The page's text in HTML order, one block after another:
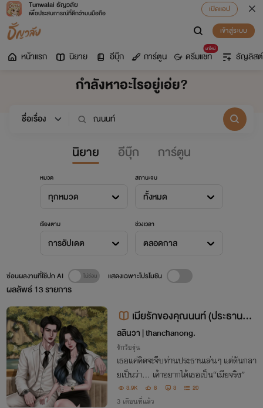
Tunwalai ธัญวลัย
เพื่อประสบการณ์ที่ดีกว่าบนมือถือ
เปิดแอป
เข้าสู่ระบบ
หน้าแรก นิยาย อีบุ๊ก การ์ตูน
มาใหม่
ดรีมแชท ธัญลิสต์
กำลังหาอะไรอยู่เอ่ย?
นิยาย อีบุ๊ก การ์ตูน
หมวด
ทุกหมวด
สถานะจบ
ทั้งหมด
เรียงตาม
การอัปเดต
ช่วงเวลา
ตลอดกาล
ผลลัพธ์13รายการ
ซ่อนผลงานที่ใช้ปก AI แสดงเฉพาะโปรโมชัน
เมียรักของคุณนนท์ (ประธานคลั่
งรัก)[อ่านฟรี]
ลลินวา | thanchanong.
รักวัยรุ่น
เธอแค่คิดจะจีบท่านประธานเล่นๆ แต่ดันกลา
ยเป็นว่า… เค้าอยากได้เธอเป็น“เมียจริง”
3.9K 8 3 20
3 เดือนที่แล้ว